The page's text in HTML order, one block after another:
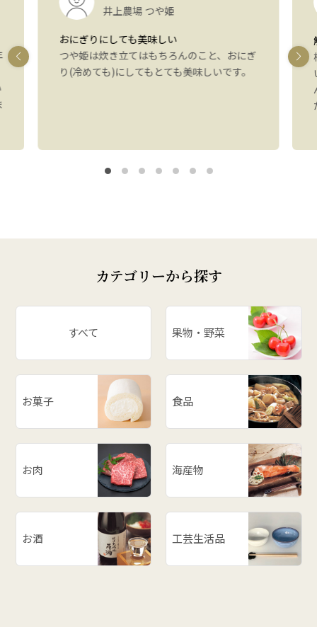
井上農場 つや姫
おにぎりにしても美味しい
つや姫は炊き立てはもちろんのこと、おにぎ
り(冷めても)にしてもとても美味しいです。
カテゴリーから探す
すべて 果物・野菜
お菓子 食品
お肉 海産物
お酒 工芸生活品